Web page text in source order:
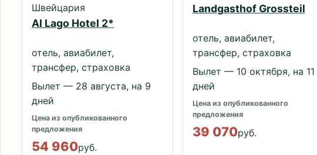
Швейцария
Al Lago Hotel 2*
отель, авиабилет,
трансфер, страховка
Вылет — 28 августа, на 9
дней
Цена из опубликованного
предложения
54 960руб.
Landgasthof Grossteil
отель, авиабилет,
трансфер, страховка
Вылет — 10 октября, на 11
дней
Цена из опубликованного
предложения
39 070руб.